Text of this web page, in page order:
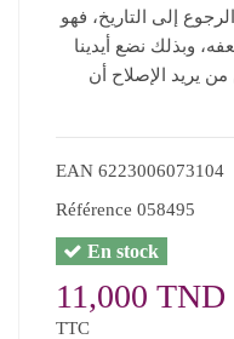
إلى التاريخ، فهو
وبذلك نضع أيدينا
يريد الإصلاح أن
EAN 6223006073104
Référence 058495
En stock
11,000 TND
TTC